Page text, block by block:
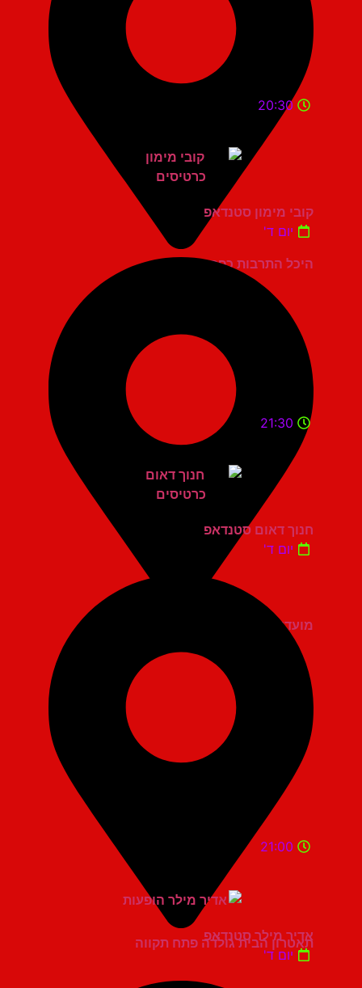
היכל התרבות כפר סבא
20:30
קובי מימון סטנדאפ
יום ד'
מועדון הגריי יהוד
21:30
חנוך דאום סטנדאפ
יום ד'
תאטרון הבית גולדה פתח תקווה
21:00
אדיר מילר סטנדאפ
יום ד'